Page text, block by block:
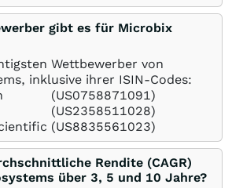
gibt es für Microbix
Wettbewerber von
inklusive ihrer ISIN-Codes:
(US0758871091)
(US2358511028)
(US8835561023)
Rendite (CAGR)
über 3, 5 und 10 Jahre?